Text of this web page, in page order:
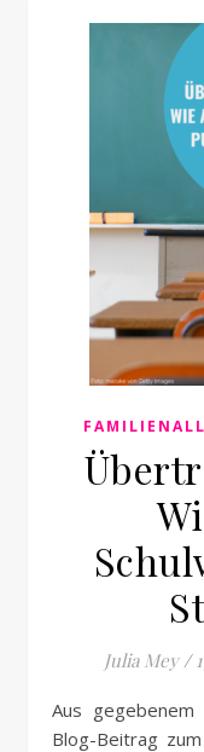
Julia Mey /
Aus gegebenem Anlass schreibe ich heute einen
Blog-Beitrag